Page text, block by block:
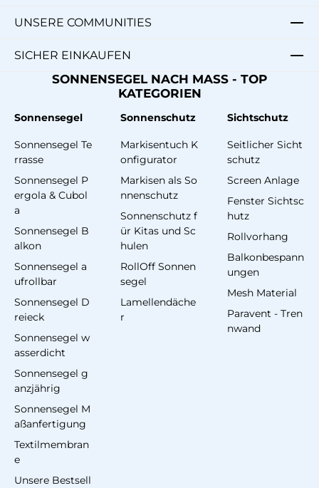
UNSERE COMMUNITIES
SICHER EINKAUFEN
SONNENSEGEL NACH MASS - TOP
KATEGORIEN
Sonnensegel
Sonnensegel Te
rrasse
Sonnensegel P
ergola & Cubol
a
Sonnensegel B
alkon
Sonnensegel a
ufrollbar
Sonnensegel D
reieck
Sonnensegel w
asserdicht
Sonnensegel g
anzjährig
Sonnensegel M
aßanfertigung
Textilmembran
e
Unsere Bestsell
Sonnenschutz
Markisentuch K
onfigurator
Markisen als So
nnenschutz
Sonnenschutz f
ür Kitas und Sc
hulen
RollOff Sonnen
segel
Lamellendäche
r
Sichtschutz
Seitlicher Sicht
schutz
Screen Anlage
Fenster Sichtsc
hutz
Rollvorhang
Balkonbespann
ungen
Mesh Material
Paravent - Tren
nwand